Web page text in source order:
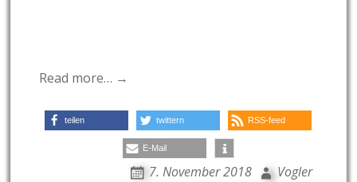
Read more… →
teilen twittern RSS-feed
E-Mail
7. November 2018 Vogler